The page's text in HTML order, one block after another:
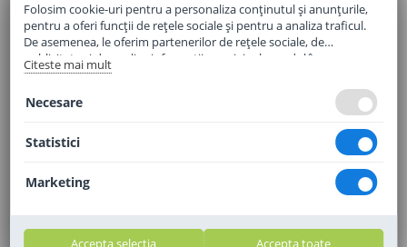
Email:office@elaptepraf.ro
Telefon:0745-964-449
Adresa:Sos. Borsului, Nr. 20, Oradea, Jud. Bihor
Folosim cookie-uri pentru a personaliza conținutul și anunțurile,
pentru a oferi funcții de rețele sociale și pentru a analiza traficul.
De asemenea, le oferim partenerilor de rețele sociale, de
publicitate și de analize informații cu privire la modul în care
folosiți site-ul nostru. Aceștia le pot combina cu alte informații
Citeste mai mult
Necesare
Statistici
Marketing
Accepta selectia Accepta toate